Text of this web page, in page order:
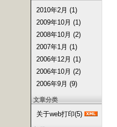
2010年2月 (1)
2009年10月 (1)
2008年10月 (2)
2007年1月 (1)
2006年12月 (1)
2006年10月 (2)
2006年9月 (9)
文章分类
关于web打印(5)